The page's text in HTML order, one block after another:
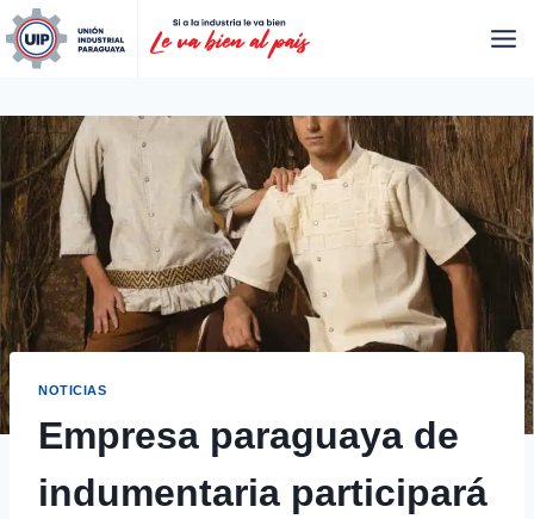
NOTICIAS
Empresa paraguaya de
indumentaria participará